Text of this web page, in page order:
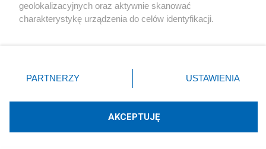
Technologię dostarcza:W3media.pl
geolokalizacyjnych oraz aktywnie skanować
charakterystykę urządzenia do celów identyfikacji.
zmienić/wycofać klikając przycisk ustawień prywatności
znajdujący się w lewym dolnym rogu strony
rodzaje przetwarzania danych nie wymagają zgody
użytkownika, ale masz prawo sprzeciwić się takiemu
PARTNERZY USTAWIENIA
AKCEPTUJĘ